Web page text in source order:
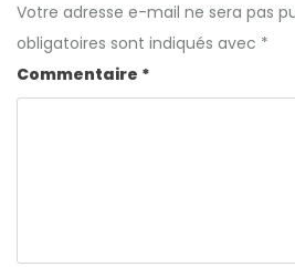
Votre adresse e-mail ne sera pas
obligatoires sont indiqués avec *
Commentaire *